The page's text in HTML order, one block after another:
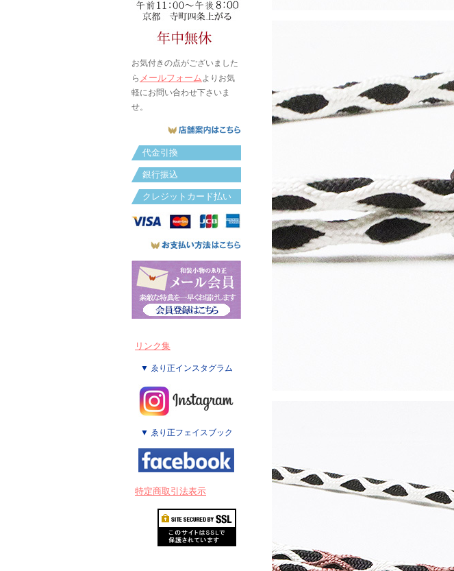
お気付きの点がございました
ら メールフォームよりお気
軽にお問い合わせ下さいま
せ。
代金引換
銀行振込
クレジットカード払い
リンク集
▼ ゑり正インスタグラム
▼ ゑり正フェイスブック
特定商取引法表示